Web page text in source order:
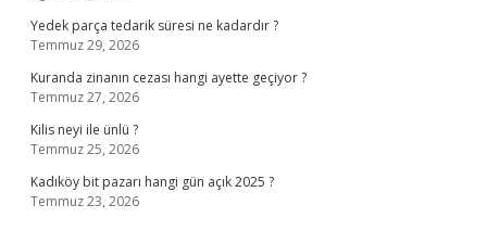
Yedek parça tedarik süresi ne kadardır ?
Temmuz 29, 2026
Kuranda zinanın cezası hangi ayette geçiyor ?
Temmuz 27, 2026
Kilis neyi ile ünlü ?
Temmuz 25, 2026
Kadıköy bit pazarı hangi gün açık 2025 ?
Temmuz 23, 2026